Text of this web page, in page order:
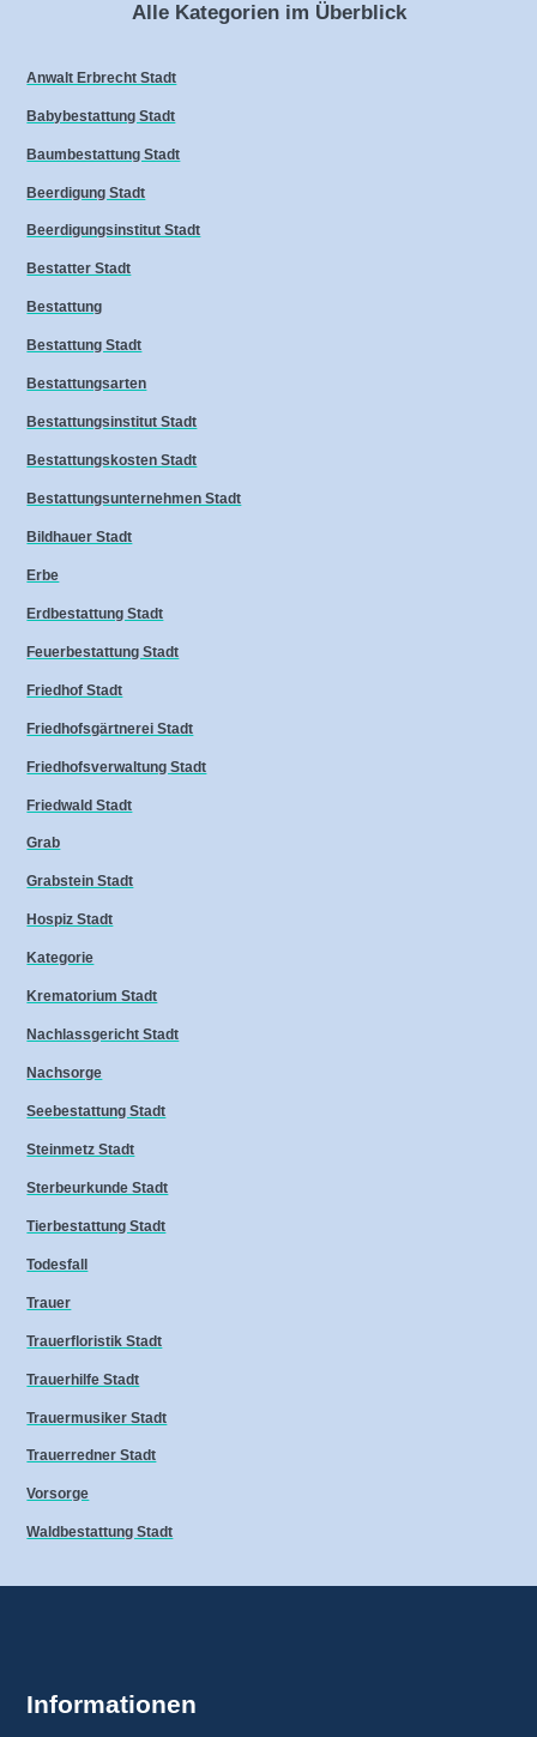
Alle Kategorien im Überblick
Anwalt Erbrecht Stadt
Babybestattung Stadt
Baumbestattung Stadt
Beerdigung Stadt
Beerdigungsinstitut Stadt
Bestatter Stadt
Bestattung
Bestattung Stadt
Bestattungsarten
Bestattungsinstitut Stadt
Bestattungskosten Stadt
Bestattungsunternehmen Stadt
Bildhauer Stadt
Erbe
Erdbestattung Stadt
Feuerbestattung Stadt
Friedhof Stadt
Friedhofsgärtnerei Stadt
Friedhofsverwaltung Stadt
Friedwald Stadt
Grab
Grabstein Stadt
Hospiz Stadt
Kategorie
Krematorium Stadt
Nachlassgericht Stadt
Nachsorge
Seebestattung Stadt
Steinmetz Stadt
Sterbeurkunde Stadt
Tierbestattung Stadt
Todesfall
Trauer
Trauerfloristik Stadt
Trauerhilfe Stadt
Trauermusiker Stadt
Trauerredner Stadt
Vorsorge
Waldbestattung Stadt
Informationen